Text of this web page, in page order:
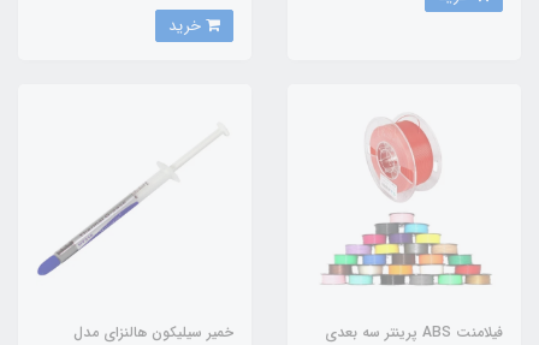
فیلامنت ABS پرینتر سه بعدی
خمیر سیلیکون هالنزای مدل